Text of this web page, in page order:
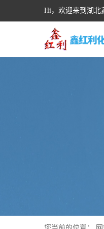
Hi，欢迎来到湖北